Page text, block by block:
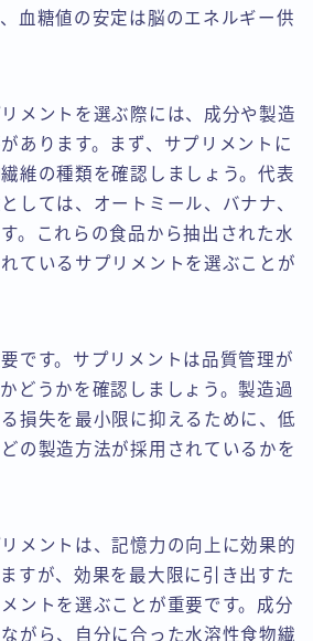
血糖値の安定は脳のエネルギー供
メントを選ぶ際には、成分や製造
あります。まず、サプリメントに
維の種類を確認しましょう。代表
しては、オートミール、バナナ、
。これらの食品から抽出された水
ているサプリメントを選ぶことが
です。サプリメントは品質管理が
どうかを確認しましょう。製造過
損失を最小限に抑えるために、低
の製造方法が採用されているかを
メントは、記憶力の向上に効果的
すが、効果を最大限に引き出すた
ントを選ぶことが重要です。成分
がら、自分に合った水溶性食物繊